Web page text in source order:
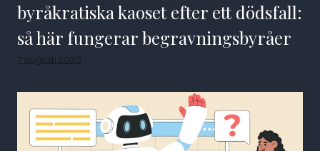
byråkratiska kaoset efter ett dödsfall:
så här fungerar begravningsbyråer
7 augusti 2026